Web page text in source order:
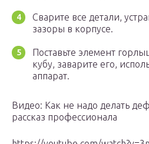
Сварите все детали,
зазоры в корпусе.
Поставьте элемент
кубу, заварите его,
аппарат.
Видео: Как не надо делать
рассказ профессионала